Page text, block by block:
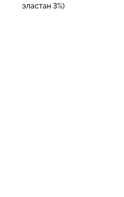
эластан 3%)